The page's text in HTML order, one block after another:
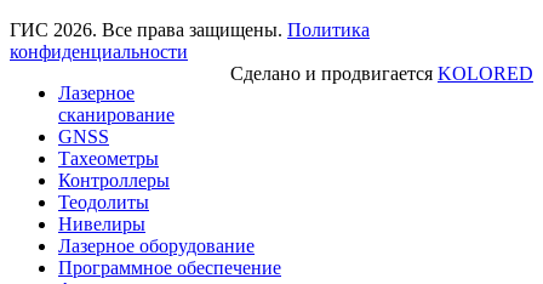
ГИС 2026. Все права защищены. Политика
конфиденциальности
Сделано и продвигается KOLORED
Лазерное
сканирование
GNSS
Тахеометры
Контроллеры
Теодолиты
Нивелиры
Лазерное оборудование
Программное обеспечение